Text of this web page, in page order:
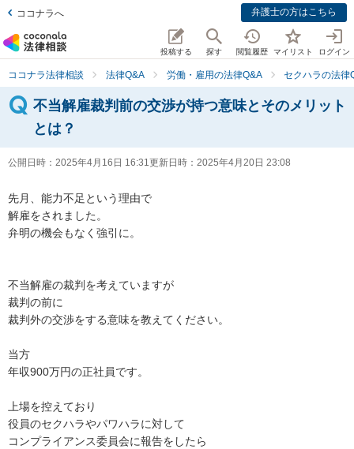
ココナラへ 弁護士の方はこちら
投稿する 探す 閲覧履歴 マイリスト ログイン
ココナラ法律相談 法律Q&A 労働・雇用の法律Q&A セクハラの法律
不当解雇裁判前の交渉が持つ意味とそのメリット
とは？
公開日時： 2025年4月16日 16:31更新日時： 2025年4月20日 23:08
先月、能力不足という理由で
解雇をされました。
弁明の機会もなく強引に。
不当解雇の裁判を考えていますが
裁判の前に
裁判外の交渉をする意味を教えてください。
当方
年収900万円の正社員です。
上場を控えており
役員のセクハラやパワハラに対して
コンプライアンス委員会に報告をしたら